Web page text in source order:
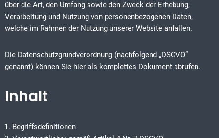
über die Art, den Umfang sowie den Zweck der Erhebung,
Verarbeitung und Nutzung von personenbezogenen Daten,
welche im Rahmen der Nutzung unserer Website anfallen.
Die Datenschutzgrundverordnung (nachfolgend „DSGVO“
genannt) können Sie hier als komplettes Dokument abrufen.
Inhalt
Begriffsdefinitionen